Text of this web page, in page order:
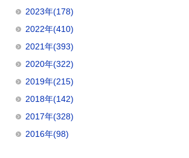
2023年(178)
2022年(410)
2021年(393)
2020年(322)
2019年(215)
2018年(142)
2017年(328)
2016年(98)